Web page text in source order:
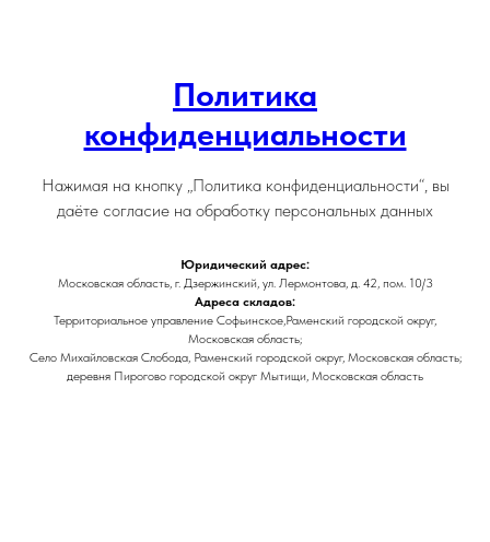
Политика
конфиденциальности
Нажимая на кнопку „Политика конфиденциальности“, вы
даёте согласие на обработку персональных данных
Юридический адрес:
Московская область, г. Дзержинский, ул. Лермонтова, д. 42, пом. 10/3
Адреса складов:
Территориальное управление Софьинское,Раменский городской округ,
Московская область;
Село Михайловская Слобода, Раменский городской округ, Московская область;
деревня Пирогово городской округ Мытищи, Московская область